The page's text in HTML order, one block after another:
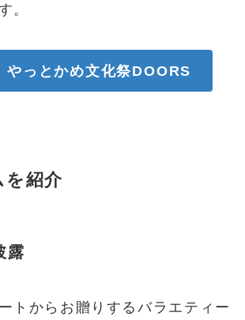
。
やっとかめ文化祭DOORS
を紹介
露
トからお贈りするバラエティー